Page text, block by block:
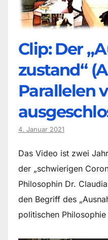
Clip: Der
zustand“
Parallelen
4. Januar 2021
Das Video ist zwei
der „schwierigen
Philosophin Dr.
den Begriff des
politischen